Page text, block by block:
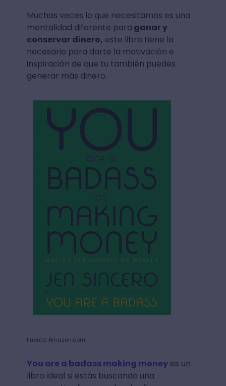
Muchas veces lo que necesitamos es una
mentalidad diferente para ganar y
conservar dinero, este libro tiene lo
necesario para darte la motivación e
inspiración de que tu también puedes
generar más dinero.
Fuente: Amazon.com
You are a badass making moneyes un
libro ideal si estás buscando una